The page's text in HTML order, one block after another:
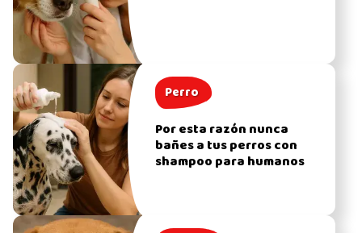
Perro
Por esta razón nunca
bañes a tus perros con
shampoo para humanos